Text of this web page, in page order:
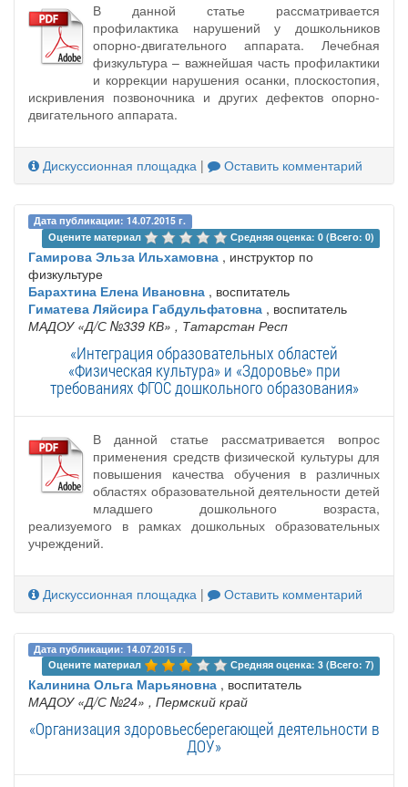
В данной статье рассматривается
профилактика нарушений у дошкольников
опорно-двигательного аппарата. Лечебная
физкультура – важнейшая часть профилактики
и коррекции нарушения осанки, плоскостопия,
искривления позвоночника и других дефектов опорно-
двигательного аппарата.
Дискуссионная площадка | Оставить комментарий
Дата публикации: 14.07.2015 г.
Оцените материал
Средняя оценка: 0 (Всего: 0)
Гамирова Эльза Ильхамовна , инструктор по
физкультуре
Барахтина Елена Ивановна , воспитатель
Гиматева Ляйсира Габдульфатовна , воспитатель
МАДОУ «Д/С №339 КВ» , Татарстан Респ
«Интеграция образовательных областей
«Физическая культура» и «Здоровье» при
требованиях ФГОС дошкольного образования»
В данной статье рассматривается вопрос
применения средств физической культуры для
повышения качества обучения в различных
областях образовательной деятельности детей
младшего дошкольного возраста,
реализуемого в рамках дошкольных образовательных
учреждений.
Дискуссионная площадка | Оставить комментарий
Дата публикации: 14.07.2015 г.
Оцените материал
Средняя оценка: 3 (Всего: 7)
Калинина Ольга Марьяновна , воспитатель
МАДОУ «Д/С №24» , Пермский край
«Организация здоровьесберегающей деятельности в
ДОУ»